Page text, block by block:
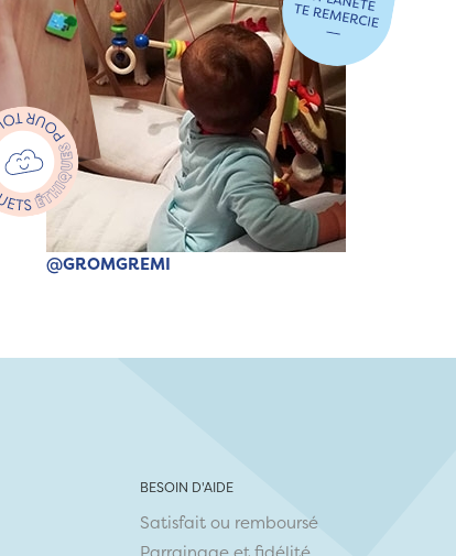
@GROMGREMI
BESOIN D'AIDE
Satisfait ou remboursé